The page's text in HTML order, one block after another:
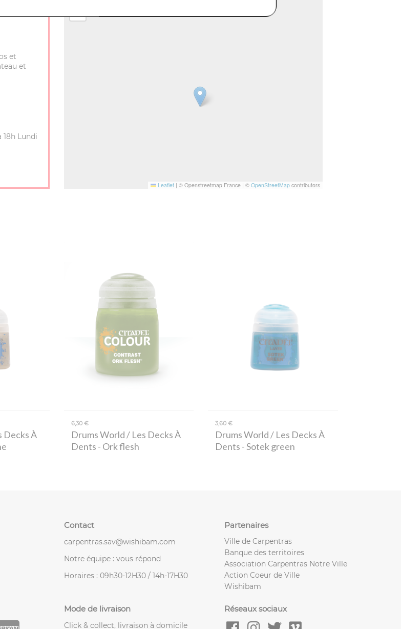
et
et
18h Lundi
Leaflet | © Openstreetmap France | © OpenStreetMapcontributors
Decks À
6,30 €
Drums World / Les Decks À
Dents - Ork flesh
3,60 €
Drums World / Les Decks À
Dents - Sotek green
Contact
carpentras.sav@wishibam.com
Notre équipe : vous répond
Horaires : 09h30-12H30 / 14h-17H30
Mode de livraison
Click & collect, livraison à domicile
Partenaires
Ville de Carpentras
Banque des territoires
Association Carpentras Notre Ville
Action Coeur de Ville
Wishibam
Réseaux sociaux